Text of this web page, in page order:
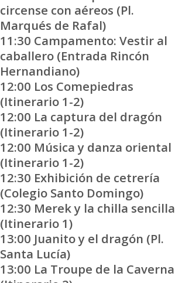
circense con aéreos (Pl.
Marqués de Rafal)
11:30 Campamento: Vestir al
caballero (Entrada Rincón
Hernandiano)
12:00 Los Comepiedras
(Itinerario 1-2)
12:00 La captura del dragón
(Itinerario 1-2)
12:00 Música y danza oriental
(Itinerario 1-2)
12:30 Exhibición de cetrería
(Colegio Santo Domingo)
12:30 Merek y la chilla sencilla
(Itinerario 1)
13:00 Juanito y el dragón (Pl.
Santa Lucía)
13:00 La Troupe de la Caverna